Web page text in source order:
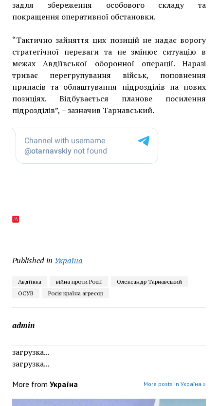
задля збереження особового складу та
покращення оперативної обстановки.
“Тактично зайняття цих позицій не надає ворогу
стратегічної переваги та не змінює ситуацію в
межах Авдіївської оборонної операції. Наразі
триває перегрупування військ, поповнення
припасів та облаштування підрозділів на нових
позиціях. Відбувається планове посилення
підрозділів”, – зазначив Тарнавський.
Published in Україна
Авдіївка війна проти Росії
Олександр Тарнавський
ОСУВ
Росія країна агресор
admin
загрузка...
загрузка...
More from Україна More posts in Україна »